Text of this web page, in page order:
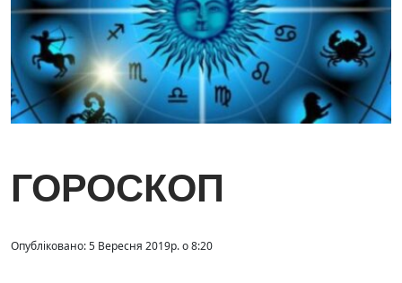
ГОРОСКОП
Опубліковано: 5 Вересня 2019р. о 8:20